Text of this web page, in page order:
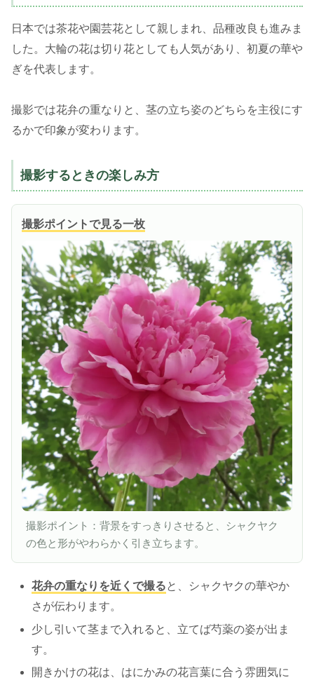
日本では茶花や園芸花として親しまれ、品種改良も進みま
した。大輪の花は切り花としても人気があり、初夏の華や
ぎを代表します。
撮影では花弁の重なりと、茎の立ち姿のどちらを主役にす
るかで印象が変わります。
撮影するときの楽しみ方
撮影ポイントで見る一枚
撮影ポイント：背景をすっきりさせると、シャクヤク
の色と形がやわらかく引き立ちます。
花弁の重なりを近くで撮ると、シャクヤクの華やか
さが伝わります。
少し引いて茎まで入れると、立てば芍薬の姿が出ま
す。
開きかけの花は、はにかみの花言葉に合う雰囲気に